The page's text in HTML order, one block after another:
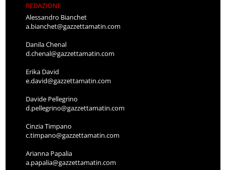
REDAZIONE
Alessandro Bianchet
a.bianchet@gazzettamatin.com
Danila Chenal
d.chenal@gazzettamatin.com
Erika David
e.david@gazzettamatin.com
Davide Pellegrino
d.pellegrino@gazzettamatin.com
Cinzia Timpano
c.timpano@gazzettamatin.com
Arianna Papalia
a.papalia@gazzettamatin.com